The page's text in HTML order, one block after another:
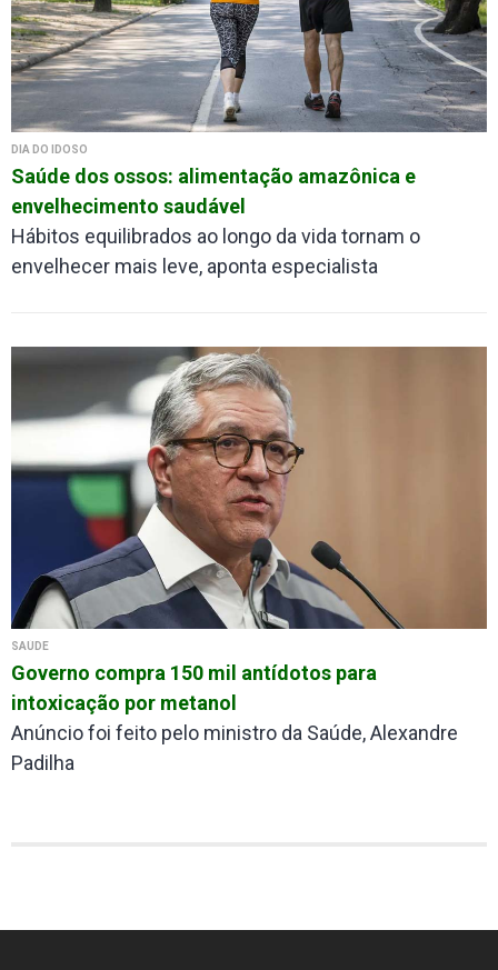
DIA DO IDOSO
Saúde dos ossos: alimentação amazônica e
envelhecimento saudável
Hábitos equilibrados ao longo da vida tornam o
envelhecer mais leve, aponta especialista
SAÚDE
Governo compra 150 mil antídotos para
intoxicação por metanol
Anúncio foi feito pelo ministro da Saúde, Alexandre
Padilha